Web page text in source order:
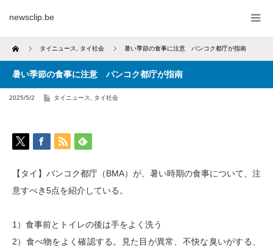
newsclip.be
Home タイニュース タイ社会 暑い季節の食事に注意 バンコク都庁が指南
暑い季節の食事に注意 バンコク都庁が指南
2025/5/2 タイニュース タイ社会
【タイ】バンコク都庁（BMA）が、暑い時期の食事について、注
意すべき5点を紹介している。
1）食事前とトイレの後は手をよく洗う
2）食べ物をよく確認する。見た目が異常、不快な臭いがする、